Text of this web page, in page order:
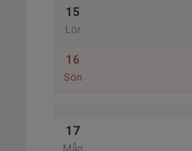
15
Lör
16
Sön
17
Mån